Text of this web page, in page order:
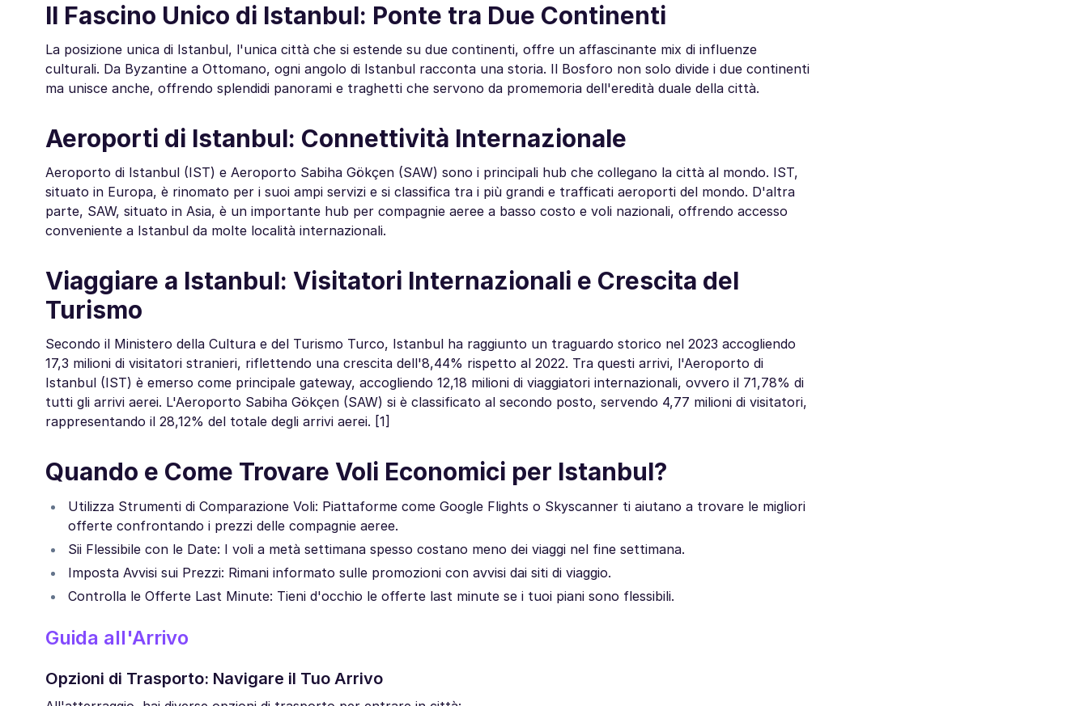
Il Fascino Unico di Istanbul: Ponte tra Due Continenti
La posizione unica di Istanbul, l'unica città che si estende su due continenti, offre un affascinante mix di influenze
culturali. Da Byzantine a Ottomano, ogni angolo di Istanbul racconta una storia. Il Bosforo non solo divide i due continenti
ma unisce anche, offrendo splendidi panorami e traghetti che servono da promemoria dell'eredità duale della città.
Aeroporti di Istanbul: Connettività Internazionale
Aeroporto di Istanbul (IST) e Aeroporto Sabiha Gökçen (SAW) sono i principali hub che collegano la città al mondo. IST,
situato in Europa, è rinomato per i suoi ampi servizi e si classifica tra i più grandi e trafficati aeroporti del mondo. D'altra
parte, SAW, situato in Asia, è un importante hub per compagnie aeree a basso costo e voli nazionali, offrendo accesso
conveniente a Istanbul da molte località internazionali.
Viaggiare a Istanbul: Visitatori Internazionali e Crescita del
Turismo
Secondo il Ministero della Cultura e del Turismo Turco, Istanbul ha raggiunto un traguardo storico nel 2023 accogliendo
17,3 milioni di visitatori stranieri, riflettendo una crescita dell'8,44% rispetto al 2022. Tra questi arrivi, l'Aeroporto di
Istanbul (IST) è emerso come principale gateway, accogliendo 12,18 milioni di viaggiatori internazionali, ovvero il 71,78% di
tutti gli arrivi aerei. L'Aeroporto Sabiha Gökçen (SAW) si è classificato al secondo posto, servendo 4,77 milioni di visitatori,
rappresentando il 28,12% del totale degli arrivi aerei​. [1]
Quando e Come Trovare Voli Economici per Istanbul?
Utilizza Strumenti di Comparazione Voli: Piattaforme come Google Flights o Skyscanner ti aiutano a trovare le migliori
offerte confrontando i prezzi delle compagnie aeree.
Sii Flessibile con le Date: I voli a metà settimana spesso costano meno dei viaggi nel fine settimana.
Imposta Avvisi sui Prezzi: Rimani informato sulle promozioni con avvisi dai siti di viaggio.
Controlla le Offerte Last Minute: Tieni d'occhio le offerte last minute se i tuoi piani sono flessibili.
Guida all'Arrivo
Opzioni di Trasporto: Navigare il Tuo Arrivo